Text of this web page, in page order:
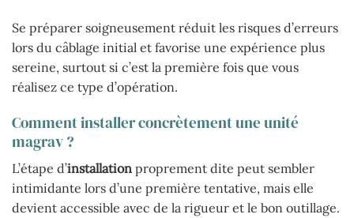
Se préparer soigneusement réduit les risques d’erreurs
lors du câblage initial et favorise une expérience plus
sereine, surtout si c’est la première fois que vous
réalisez ce type d’opération.
Comment installer concrètement une unité
magrav ?
L’étape d’installation proprement dite peut sembler
intimidante lors d’une première tentative, mais elle
devient accessible avec de la rigueur et le bon outillage.